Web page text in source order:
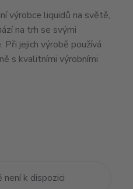
výrobce liquidů na světě,
na trh se svými
Při jejich výrobě používá
s kvalitními výrobními
k dispozici